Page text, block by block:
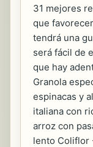
31 mejores
que
tendrá una
será fácil de
que hay
Granola
espinacas y
italiana con
arroz con
lento Coliflor